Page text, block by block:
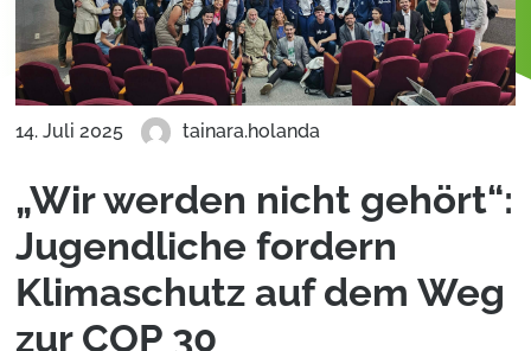
14. Juli 2025 tainara.holanda
„Wir werden nicht gehört“:
Jugendliche fordern
Klimaschutz auf dem Weg
zur COP 30